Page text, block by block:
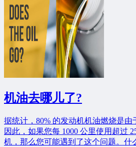
机油去哪儿了?
据统计，80% 的发动机机油燃烧是由
因此，如果您每 1000 公里使用超过
机，那么您可能遇到了这个问题。什